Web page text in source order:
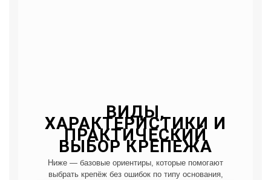
ВИДЫ,
ХАРАКТЕРИСТИКИ И
ПРАКТИЧЕСКИЙ
ВЫБОР КРЕПЕЖА
Ниже — базовые ориентиры, которые помогают
выбрать крепёж без ошибок по типу основания,